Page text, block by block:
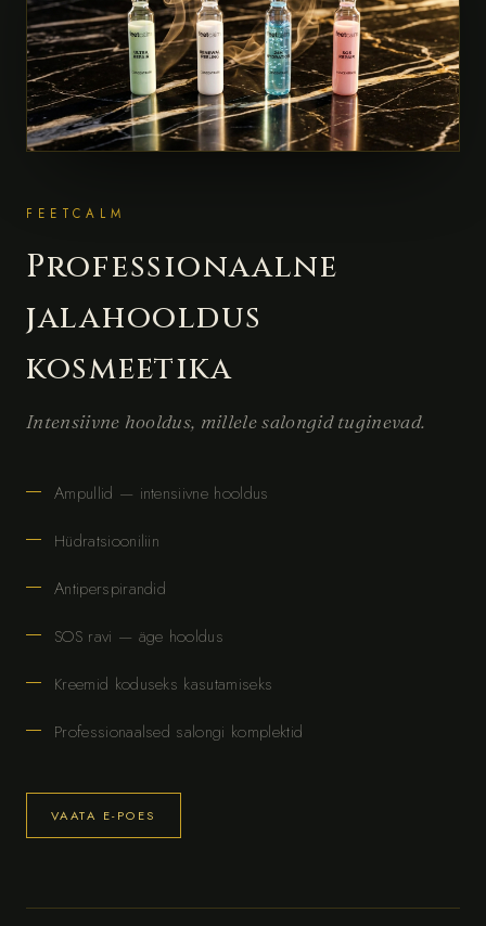
FEETCALM
Professionaalne
jalahooldus
kosmeetika
Intensiivne hooldus, millele salongid tuginevad.
Ampullid — intensiivne hooldus
Hüdratsiooniliin
Antiperspirandid
SOS ravi — äge hooldus
Kreemid koduseks kasutamiseks
Professionaalsed salongi komplektid
VAATA E-POES